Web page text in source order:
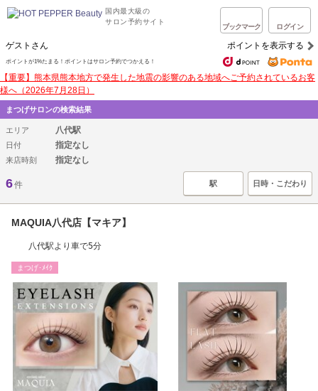
国内最大級の
サロン予約サイト
ブックマーク ログイン
ゲストさん ポイントを表示する
ポイントが1%たまる！ポイントはサロン予約でつかえる！
【重要】熊本県熊本地方で発生した地震の影響のある地域へご予約されているお客
様へ（2026年7月28日）
まつげサロンの検索結果
エリア 八代駅
日付 指定なし
来店時刻 指定なし
6件 駅 日時・こだわり
MAQUIA八代店【マキア】
八代駅より車で5分
まつげ･ﾒｲｸ